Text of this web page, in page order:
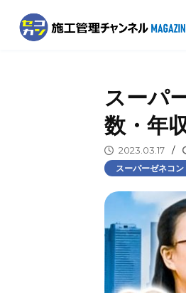
スーパ
数・年
2023.03.17 /
スーパーゼネコン